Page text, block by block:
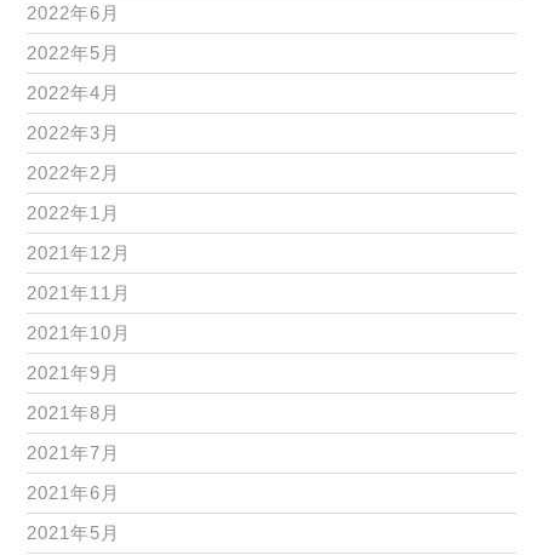
2022年6月
2022年5月
2022年4月
2022年3月
2022年2月
2022年1月
2021年12月
2021年11月
2021年10月
2021年9月
2021年8月
2021年7月
2021年6月
2021年5月